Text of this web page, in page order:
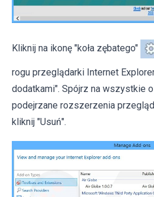
Kliknij na ikonę "koła zębatego"
rogu przeglądarki Internet
dodatkami". Spójrz na wszystkie
podejrzane rozszerzenia
kliknij "Usuń".